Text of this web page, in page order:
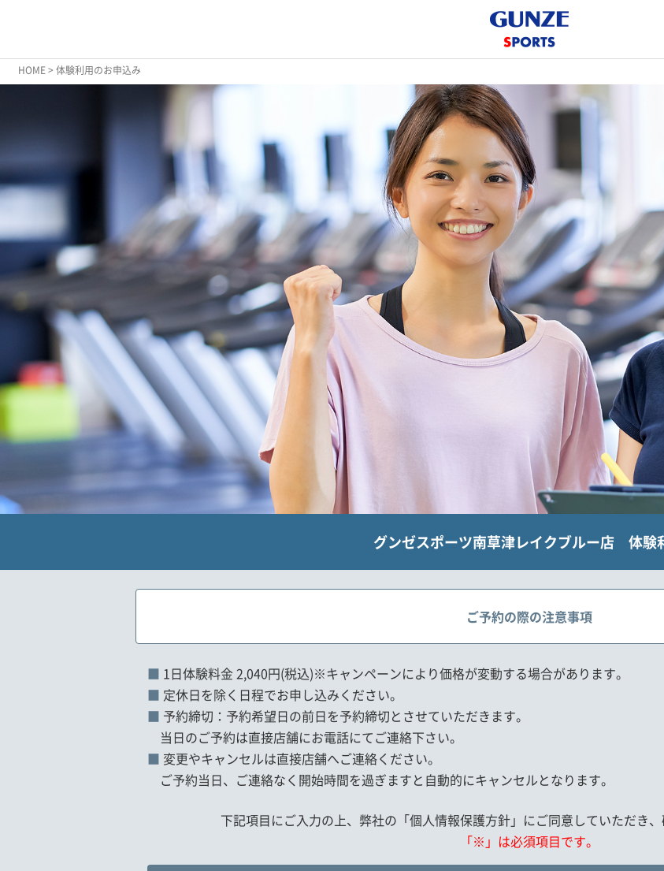
HOME> 体験利用のお申込み
グンゼスポーツ南草津レイクブルー店 体験
ご予約の際の注意事項
1日体験料金 2,040円(税込)※キャンペーンにより価格が変動する場合があります。
定休日を除く日程でお申し込みください。
予約締切：予約希望日の前日を予約締切とさせていただきます。
当日のご予約は直接店舗にお電話にてご連絡下さい。
変更やキャンセルは直接店舗へご連絡ください。
ご予約当日、ご連絡なく開始時間を過ぎますと自動的にキャンセルとなります。
下記項目にご入力の上、弊社の「個人情報保護方針」にご同意していただき、
「※」は必須項目です。